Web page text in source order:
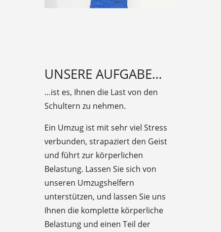
UNSERE AUFGABE…
…ist es, Ihnen die Last von den
Schultern zu nehmen.
Ein Umzug ist mit sehr viel Stress
verbunden, strapaziert den Geist
und führt zur körperlichen
Belastung. Lassen Sie sich von
unseren Umzugshelfern
unterstützen, und lassen Sie uns
Ihnen die komplette körperliche
Belastung und einen Teil der